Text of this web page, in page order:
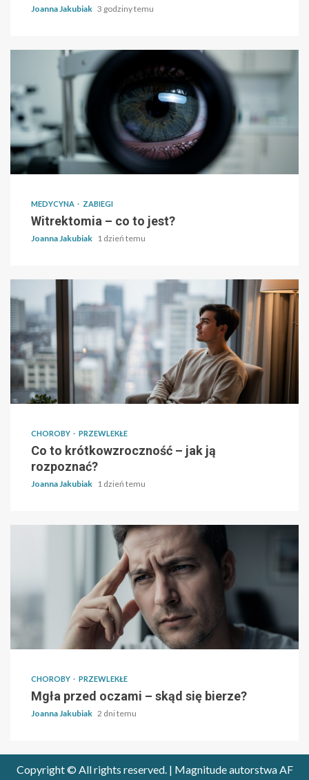
Joanna Jakubiak 3 godziny temu
MEDYCYNA ZABIEGI
Witrektomia – co to jest?
Joanna Jakubiak 1 dzień temu
CHOROBY PRZEWLEKŁE
Co to krótkowzroczność – jak ją
rozpoznać?
Joanna Jakubiak 1 dzień temu
CHOROBY PRZEWLEKŁE
Mgła przed oczami – skąd się bierze?
Joanna Jakubiak 2 dni temu
Copyright © All rights reserved. | Magnitudeautorstwa AF